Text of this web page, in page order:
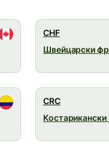
CHF
Швейцарски
CRC
Костарикански